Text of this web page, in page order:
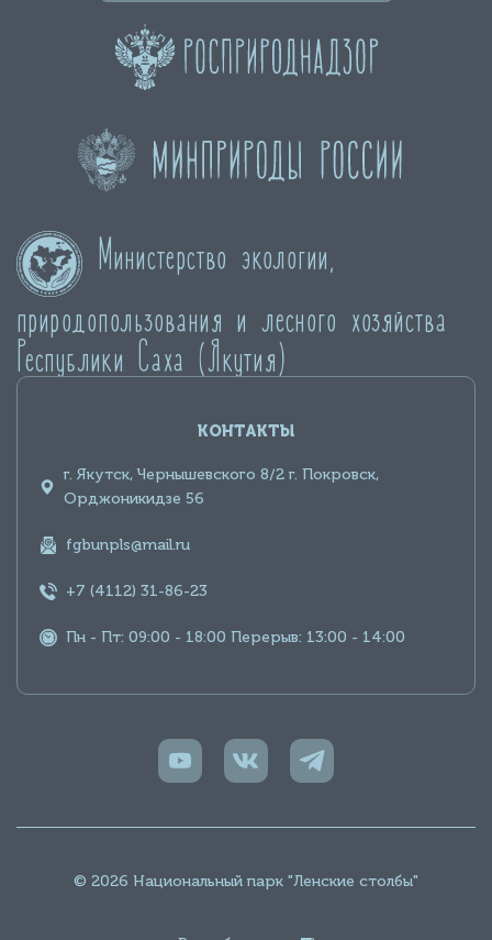
Министерство экологии,
природопользования и лесного хозяйства
Республики Саха (Якутия)
КОНТАКТЫ
г. Якутск, Чернышевского 8/2 г. Покровск,
Орджоникидзе 56
fgbunpls@mail.ru
+7 (4112) 31-86-23
Пн - Пт: 09:00 - 18:00 Перерыв: 13:00 - 14:00
© 2026 Национальный парк "Ленские столбы"